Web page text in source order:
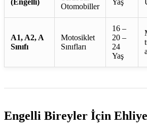
(Engelli)
Otomobiller
Yaş
A1, A2, A
Sınıfı
Motosiklet
Sınıfları
16 –
20 –
24
Yaş
Engelli Bireyler İçin